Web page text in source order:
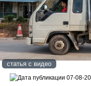
статья с видео
07-08-